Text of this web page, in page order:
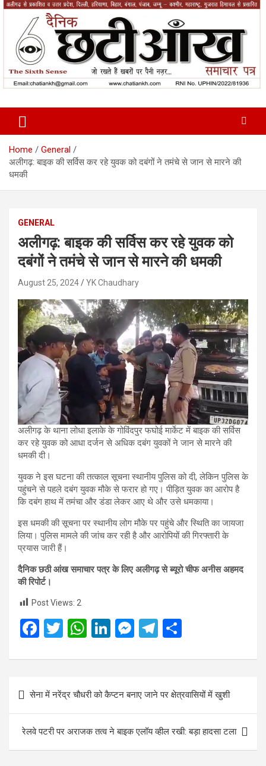
Skip
content
Chatiankh
Home
General
अलीगढ़: बाइक की सर्विस कर रहे युवक को दबंगों ने तमंचे से जान से मारने की
धमकी
GENERAL
अलीगढ़: बाइक की सर्विस कर रहे युवक को
दबंगों ने तमंचे से जान से मारने की धमकी
August 25, 2024 YK Chaudhary
अलीगढ़ के थाना लोधा इलाके के गोविंदपुर फघोई मार्केट में बाइक की सर्विस
कर रहे युवक को आधा दर्जन से अधिक दबंग युवकों ने जान से मारने की
धमकी दी।
युवक ने इस घटना की तत्काल सूचना स्थानीय पुलिस को दी, लेकिन पुलिस के
पहुंचने से पहले दबंग युवक मौके से फरार हो गए। पीड़ित युवक का आरोप है
कि दबंग हाथ में तमंचा और डंडा लेकर आए थे और उसे धमकाया।
इस धमकी की सूचना पर स्थानीय लोग मौके पर पहुंचे और स्थिति का जायजा
लिया। पुलिस मामले की जांच कर रही है और आरोपियों की गिरफ्तारी के
प्रयास जारी हैं।
दैनिक छठी आंख समाचार पत्र के लिए अलीगढ़ से ब्यूरो चीफ अनीस अहमद
की रिपोर्ट।
Post Views: 2
F
ce
b
o
o
k
T
tt
er
W
at
s
A
p
p
Li
ke
n
M
se
g
er
T
e
gr
a
m
ar
Post
navigation
सेना में नरेंद्र चौधरी को कैप्टन बनाए जाने पर क्षेत्रवासियों में खुशी
रेलवे पटरी पर अराजक तत्व ने बाइक एलॉय व्हील रखी: बड़ा हादसा टला